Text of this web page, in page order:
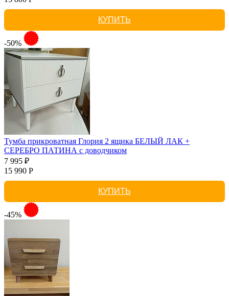
КУПИТЬ
-50%
Тумба прикроватная Глория 2 ящика БЕЛЫЙ ЛАК +
СЕРЕБРО ПАТИНА с доводчиком
7 995 ₽
15 990 Р
КУПИТЬ
-45%